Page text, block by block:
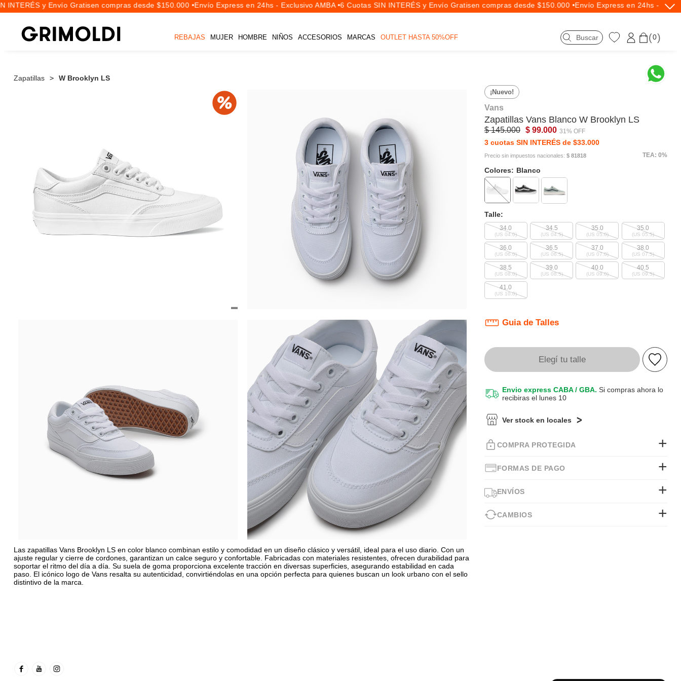
REBAJAS MUJER HOMBRE NIÑOS ACCESORIOS MARCAS OUTLET HASTA 50%OFF
y Envío Gratisen compras desde $150.000 •Envío Express en 24hs - Exclusivo AMBA •6 Cuotas SIN INTERÉS y Envío Gratisen compras desde $150.000 •Envío Express en 24hs -
0
Zapatillas W Brooklyn LS
Las zapatillas Vans Brooklyn LS en color blanco combinan estilo y comodidad en un diseño clásico y versátil, ideal para el uso diario. Con un
ajuste regular y cierre de cordones, garantizan un calce seguro y confortable. Fabricadas con materiales resistentes, ofrecen durabilidad para
soportar el ritmo del día a día. Su suela de goma proporciona excelente tracción en diversas superficies, asegurando estabilidad en cada
paso. El icónico logo de Vans resalta su autenticidad, convirtiéndolas en una opción perfecta para quienes buscan un look urbano con el sello
distintivo de la marca.
¡Nuevo!
Vans
Zapatillas Vans Blanco W Brooklyn LS
$ 145.000 $ 99.000 31% OFF
3 cuotas SIN INTERÉS de $33.000
Precio sin impuestos nacionales: $ 81818 TEA: 0%
Colores: Blanco
Talle:
34.0
(US 04.0)
34.5
(US 04.5)
35.0
(US 05.0)
35.0
(US 05.5)
36.0
(US 06.0)
36.5
(US 06.5)
37.0
(US 07.0)
38.0
(US 07.5)
38.5
(US 08.0)
39.0
(US 08.5)
40.0
(US 09.0)
40.5
(US 09.5)
41.0
(US 10.0)
Guia de Talles
Elegí tu talle
Envio express CABA / GBA. Si compras ahora lo
recibiras el lunes 10
Ver stock en locales
COMPRA PROTEGIDA
FORMAS DE PAGO
ENVÍOS
CAMBIOS